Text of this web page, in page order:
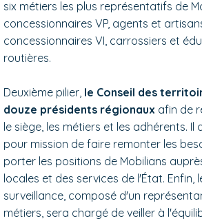
six métiers les plus représentatifs de
concessionnaires VP, agents et
concessionnaires VI, carrossiers et
routières.
Deuxième pilier, le Conseil des
douze présidents régionaux afin de
le siège, les métiers et les adhérents.
pour mission de faire remonter les
porter les positions de Mobilians
locales et des services de l'État. Enfin,
surveillance, composé d'un
métiers, sera chargé de veiller à